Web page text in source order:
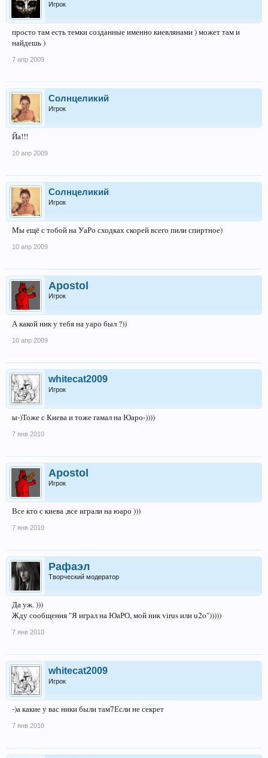
Игрок
просто там есть темки созданные именно киевлянами ) может там и
найдешь )
7 апр 2009
Солнцеликий
Игрок
Йа!!!
10 апр 2009
Солнцеликий
Игрок
Мы ещё с тобой на УаРо сходках скорей всего пили спиртное)
10 апр 2009
Apostol
Игрок
А какой ник у тебя на уаро был ?))
10 апр 2009
whitecat2009
Игрок
ы-)Тоже с Киева и тоже гамал на Юаро-))))
7 янв 2010
Apostol
Игрок
Все кто с киева ,все играли на юаро )))
7 янв 2010
Рафаэл
Творческий модератор
Да уж. )))
Жду сообщения "Я играл на ЮаРО, мой ник virus или u2o")))))
7 янв 2010
whitecat2009
Игрок
-)а какие у вас ники были там7Если не секрет
7 янв 2010